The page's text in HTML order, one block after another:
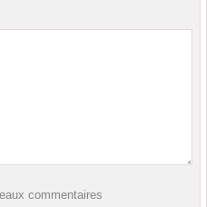
commentaires